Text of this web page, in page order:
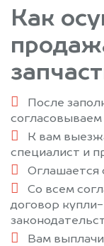
Как
После
согласовываем
К вам
специалист и
Оглашается
Со всем
договор
Вам